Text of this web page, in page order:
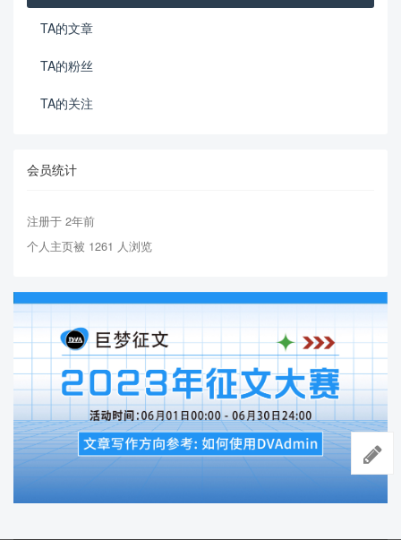
TA的文章
TA的粉丝
TA的关注
会员统计
注册于 2年前
个人主页被 1261 人浏览